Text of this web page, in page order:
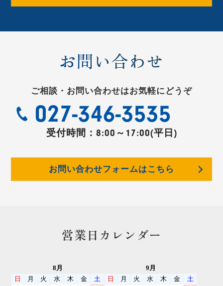
お問い合わせ
ご相談・お問い合わせはお気軽にどうぞ
027-346-3535
受付時間： 8:00～17:00(平日)
お問い合わせフォームはこちら
営業日カレンダー